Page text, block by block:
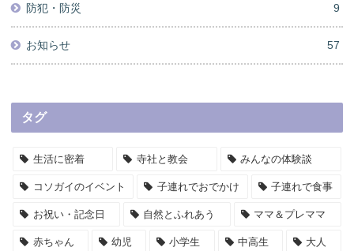
防犯・防災 9
お知らせ 57
タグ
小学生
幼児
子連れでおでかけ
大人
生活に密着
赤ちゃん
ママ＆プレママ
子連れで食事
お祝い・記念日
コソガイのイベント
中高生
自然とふれあう
寺社と教会 みんなの体験談